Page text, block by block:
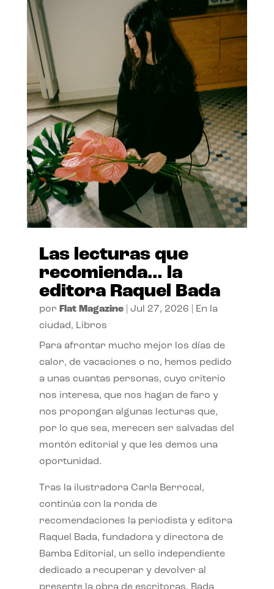
Las lecturas que
recomienda… la
editora Raquel Bada
por Flat Magazine| Jul 27, 2026
En la
ciudad, Libros
Para afrontar mucho mejor los días de
calor, de vacaciones o no, hemos pedido
a unas cuantas personas, cuyo criterio
nos interesa, que nos hagan de faro y
nos propongan algunas lecturas que,
por lo que sea, merecen ser salvadas del
montón editorial y que les demos una
oportunidad.
Tras la ilustradora Carla Berrocal,
continúa con la ronda de
recomendaciones la periodista y editora
Raquel Bada, fundadora y directora de
Bamba Editorial, un sello independiente
dedicado a recuperar y devolver al